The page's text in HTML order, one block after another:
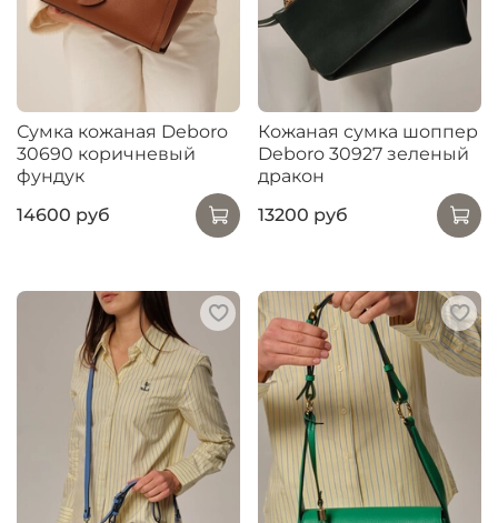
Сумка кожаная Deboro
30690 коричневый
фундук
14600 руб
Кожаная сумка шоппер
Deboro 30927 зеленый
дракон
13200 руб